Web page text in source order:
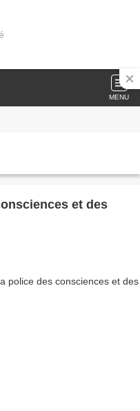
MENU
et des